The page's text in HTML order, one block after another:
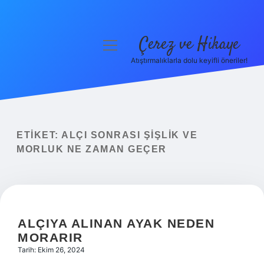
Yasal Uyarı
menüyü Çerez ve Hikaye
Atıştırmalıklarla dolu keyifli öneriler!
ETIKET: ALÇI SONRASI ŞIŞLIK VE
MORLUK NE ZAMAN GEÇER
ALÇIYA ALINAN AYAK NEDEN
MORARIR
Tarih: Ekim 26, 2024